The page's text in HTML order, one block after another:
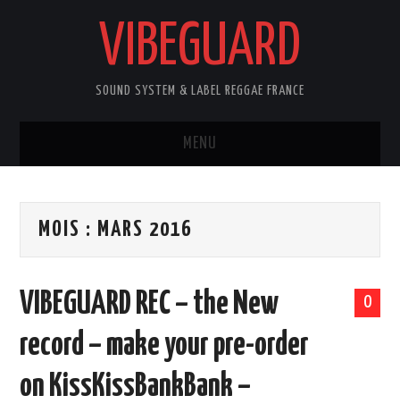
VIBEGUARD
SOUND SYSTEM & LABEL REGGAE FRANCE
MENU
NEWS
OUTTA10
CONTACT
MOIS : MARS 2016
0
VIBEGUARD REC – the New
record – make your pre-order
on KissKissBankBank –